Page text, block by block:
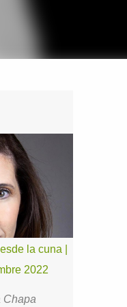
la cuna |
2022
Chapa